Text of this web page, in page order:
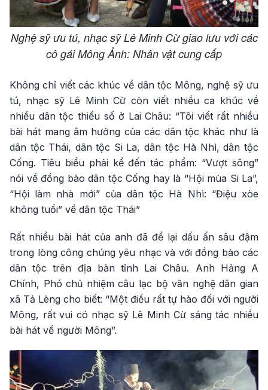
Nghệ sỹ ưu tú, nhạc sỹ Lê Minh Cừ giao lưu với các
cô gái Mông Ảnh: Nhân vật cung cấp
Không chỉ viết các khúc về dân tộc Mông, nghệ sỹ ưu
tú, nhạc sỹ Lê Minh Cừ còn viết nhiều ca khúc về
nhiều dân tộc thiểu số ở Lai Châu: “Tôi viết rất nhiều
bài hát mang âm hưởng của các dân tộc khác như là
dân tộc Thái, dân tộc Si La, dân tộc Hà Nhì, dân tộc
Cống. Tiêu biểu phải kể đến tác phẩm: “Vượt sông”
nói về đồng bào dân tộc Cống hay là “Hội mùa Si La”,
“Hội làm nhà mới” của dân tộc Hà Nhì: “Điệu xòe
không tuổi” về dân tộc Thái”
Rất nhiều bài hát của anh đã để lại dấu ấn sâu đậm
trong lòng công chúng yêu nhạc và với đồng bào các
dân tộc trên địa bàn tỉnh Lai Châu. Anh Hảng A
Chính, Phó chủ nhiệm câu lạc bộ văn nghệ dân gian
xã Tả Lèng cho biết: “Một điều rất tự hào đối với người
Mông, rất vui có nhạc sỹ Lê Minh Cừ sáng tác nhiều
bài hát về người Mông”.